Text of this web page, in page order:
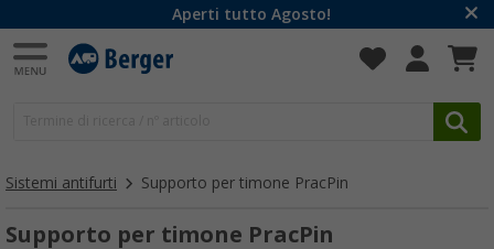
Aperti tutto Agosto!
Sistemi antifurti Supporto per timone PracPin
Supporto per timone PracPin